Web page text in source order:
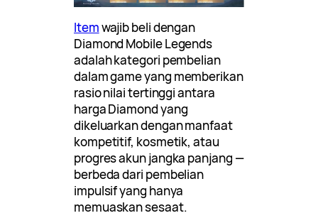
Itemwajib beli dengan
Diamond Mobile Legends
adalah kategori pembelian
dalam game yang memberikan
rasio nilai tertinggi antara
harga Diamond yang
dikeluarkan dengan manfaat
kompetitif, kosmetik, atau
progres akun jangka panjang —
berbeda dari pembelian
impulsif yang hanya
memuaskan sesaat.